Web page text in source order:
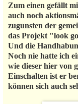
Zum einen gefällt
auch noch
zugunsten der
das Projekt "look
Und die
Noch nie hatte ich
wie dieser hier von
Einschalten ist er
können sich auch